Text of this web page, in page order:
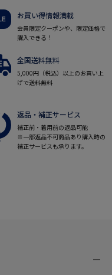
お買い得情報満載
会員限定クーポンや、限定価格で
購入できる！
全国送料無料
5,000円（税込）以上のお買い上
げで送料無料
返品・補正サービス
補正前・着用前の返品可能
※一部返品不可商品あり購入時の
補正サービスも承ります。